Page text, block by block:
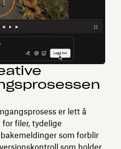
er lett å
filer, tydelige
som forblir
som holder